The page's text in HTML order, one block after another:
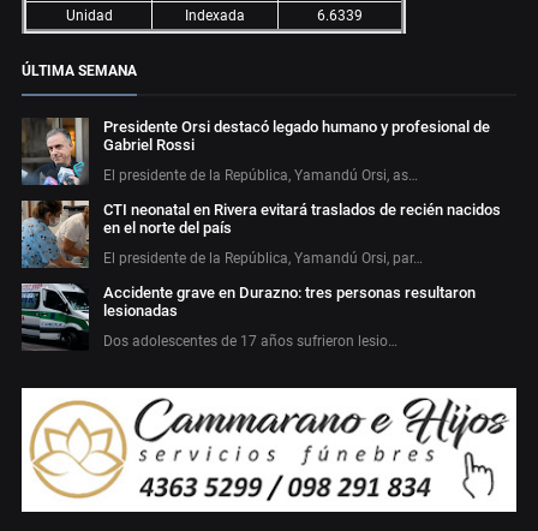
Unidad
Indexada 6.6339
ÚLTIMA SEMANA
Presidente Orsi destacó legado humano y profesional de
Gabriel Rossi
El presidente de la República, Yamandú Orsi, as…
CTI neonatal en Rivera evitará traslados de recién nacidos
en el norte del país
El presidente de la República, Yamandú Orsi, par…
Accidente grave en Durazno: tres personas resultaron
lesionadas
Dos adolescentes de 17 años sufrieron lesio…